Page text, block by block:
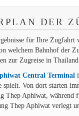
DER
für Ihre
welchem Bahnhof der
zur Zugreise in
Central Terminal
spielt. Von dort starten
Thep Aphiwat, während
Thep Aphiwat verlegt